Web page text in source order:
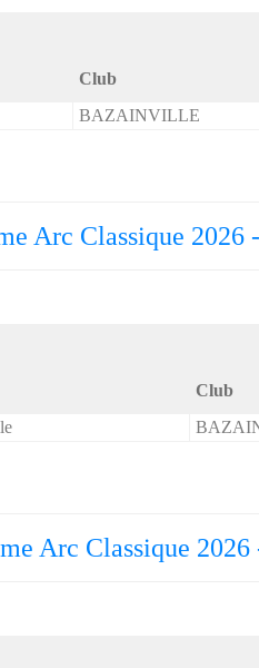
Club
BAZAINVILLE
Arc Classique 2026
Club
Arc Classique